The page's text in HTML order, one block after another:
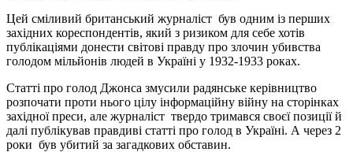
Цей сміливий британський журналіст був одним із перших
західних кореспондентів, який з ризиком для себе хотів
публікаціями донести світові правду про злочин убивства
голодом мільйонів людей в Україні у 1932-1933 роках.
Статті про голод Джонса змусили радянське керівництво
розпочати проти нього цілу інформаційну війну на сторінках
західної преси, але журналіст твердо тримався своєї позиції й
далі публікував правдиві статті про голод в Україні. А через 2
роки був убитий за загадкових обставин.